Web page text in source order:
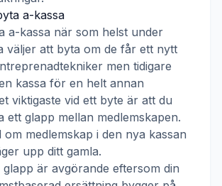
a-kassa
a-kassa när som helst under
väljer att byta om de får ett nytt
men tidigare
kassa för en helt annan
viktigaste vid ett byte är att du
ett glapp mellan medlemskapen.
om medlemskap i den nya kassan
upp ditt gamla.
är avgörande eftersom din